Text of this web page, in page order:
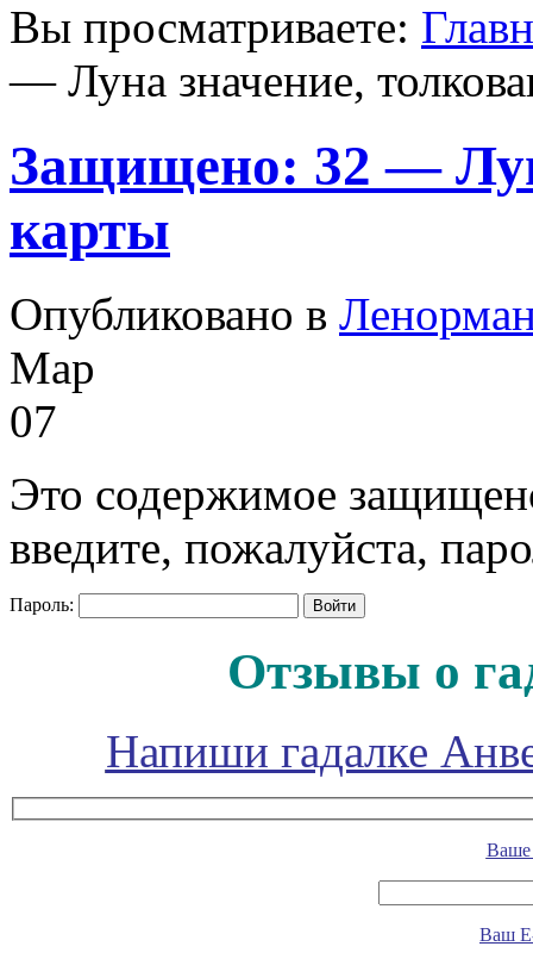
Вы просматриваете:
— Луна значение,
Защищено: 32 —
карты
Опубликовано в
Мар
07
Это содержимое
введите, пожалуйста,
Пароль:
Отзывы о
Напиши гадалке
Ваше
Ваш